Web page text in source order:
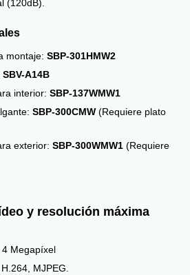
(120dB).
montaje: SBP-301HMW2
SBV-A14B
interior: SBP-137WMW1
SBP-300CMW (Requiere plato
exterior: SBP-300WMW1 (Requiere
y resolución máxima
4 Megapíxel
MJPEG.